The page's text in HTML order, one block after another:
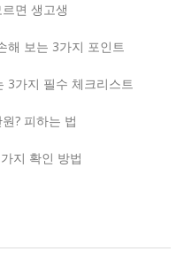
면 생고생
해 보는 3가지 포인트
3가지 필수 체크리스트
? 피하는 법
지 확인 방법